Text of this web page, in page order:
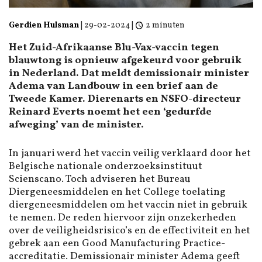
Gerdien Hulsman 29-02-2024 2 minuten
Het Zuid-Afrikaanse Blu-Vax-vaccin tegen
blauwtong is opnieuw afgekeurd voor gebruik
in Nederland. Dat meldt demissionair minister
Adema van Landbouw in een brief aan de
Tweede Kamer. Dierenarts en NSFO-directeur
Reinard Everts noemt het een ‘gedurfde
afweging’ van de minister.
In januari werd het vaccin veilig verklaard door het
Belgische nationale onderzoeksinstituut
Scienscano. Toch adviseren het Bureau
Diergeneesmiddelen en het College toelating
diergeneesmiddelen om het vaccin niet in gebruik
te nemen. De reden hiervoor zijn onzekerheden
over de veiligheidsrisico’s en de effectiviteit en het
gebrek aan een Good Manufacturing Practice-
accreditatie. Demissionair minister Adema geeft